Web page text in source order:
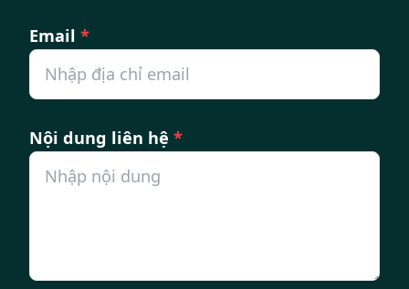
Email *
Nội dung liên hệ *